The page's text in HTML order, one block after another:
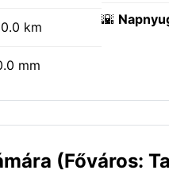
km
mm
🌇
(Főváros: